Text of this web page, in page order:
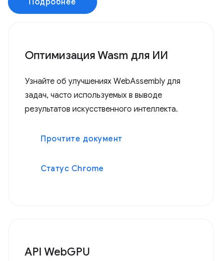
Подробнее
Оптимизация Wasm для ИИ
Узнайте об улучшениях WebAssembly для
задач, часто используемых в выводе
результатов искусственного интеллекта.
Прочтите документ
Статус Chrome
API WebGPU